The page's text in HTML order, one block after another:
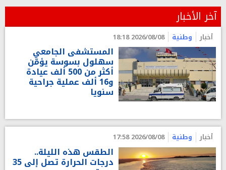
آخر الأخبار
أخبار وطنية 2026/08/08 18:18
المستشفى الجامعي
سهلول بسوسة يؤمّن
أكثر من 500 ألف عيادة
و16 ألف عملية جراحية
سنويا
أخبار وطنية 2026/08/08 17:58
الطقس هذه الليلة..
درجات الحرارة تصل إلى 35